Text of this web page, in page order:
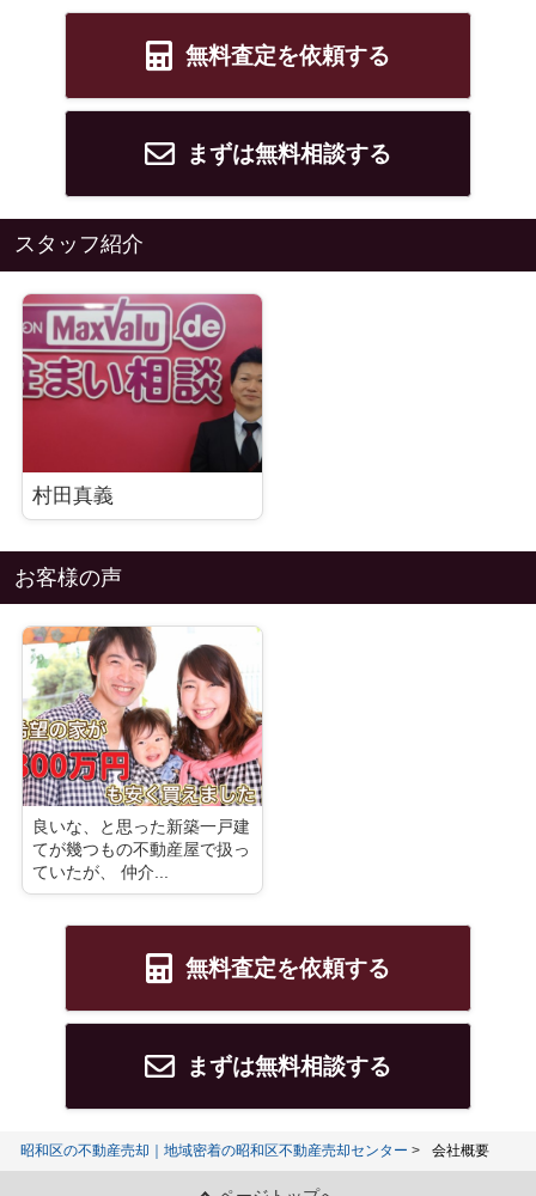
無料査定を依頼する
まずは無料相談する
スタッフ紹介
村田真義
お客様の声
良いな、と思った新築一戸建
てが幾つもの不動産屋で扱っ
ていたが、 仲介...
無料査定を依頼する
まずは無料相談する
昭和区の不動産売却｜地域密着の昭和区不動産売却センター 会社概要